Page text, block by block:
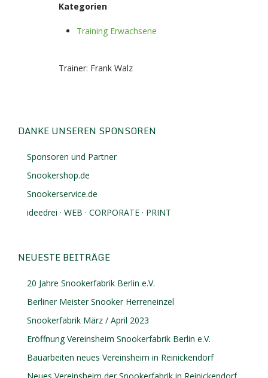
Kategorien
Training Erwachsene
Trainer: Frank Walz
DANKE UNSEREN SPONSOREN
Sponsoren und Partner
Snookershop.de
Snookerservice.de
ideedrei · WEB · CORPORATE · PRINT
NEUESTE BEITRÄGE
20 Jahre Snookerfabrik Berlin e.V.
Berliner Meister Snooker Herreneinzel
Snookerfabrik März / April 2023
Eröffnung Vereinsheim Snookerfabrik Berlin e.V.
Bauarbeiten neues Vereinsheim in Reinickendorf